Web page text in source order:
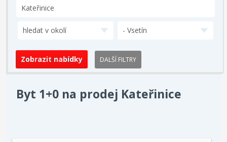
hledat v okolí - Vsetín
DALŠÍ FILTRY
Byt 1+0 na prodej Kateřinice